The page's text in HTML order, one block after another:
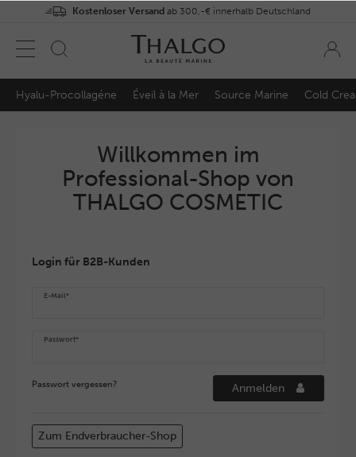
Kostenloser Versand ab 300,-€ innerhalb Deutschland
Hyalu-Procollagéne Éveil à la Mer Source Marine Cold
Willkommen im
Professional-Shop von
THALGO COSMETIC
Login für B2B-Kunden
E-Mail*
Passwort*
Passwort vergessen? Anmelden
Zum Endverbraucher-Shop